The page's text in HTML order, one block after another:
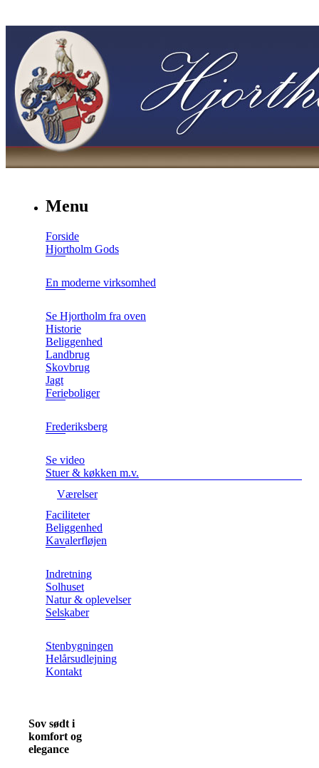
Menu
Forside
Hjortholm Gods
En moderne virksomhed
Se Hjortholm fra oven
Historie
Beliggenhed
Landbrug
Skovbrug
Jagt
Ferieboliger
Frederiksberg
Se video
Stuer & køkken m.v.
Værelser
Faciliteter
Beliggenhed
Kavalerfløjen
Indretning
Solhuset
Natur & oplevelser
Selskaber
Stenbygningen
Helårsudlejning
Kontakt
Sov sødt i
komfort og
elegance